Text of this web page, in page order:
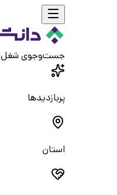
جست‌و‌جوی شغل
پربازدیدها
استان